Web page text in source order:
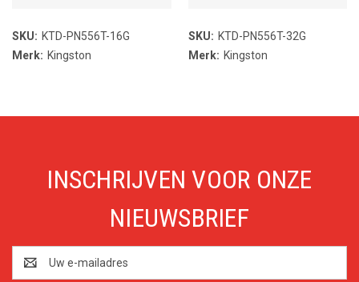
SKU: KTD-PN556T-16G
Merk: Kingston
SKU: KTD-PN556T-32G
Merk: Kingston
INSCHRIJVEN VOOR ONZE
NIEUWSBRIEF
mailadres